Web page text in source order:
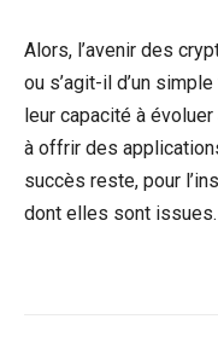
Alors, l’avenir des
ou s’agit-il d’un
leur capacité à
à offrir des
succès reste, pour
dont elles sont issues.